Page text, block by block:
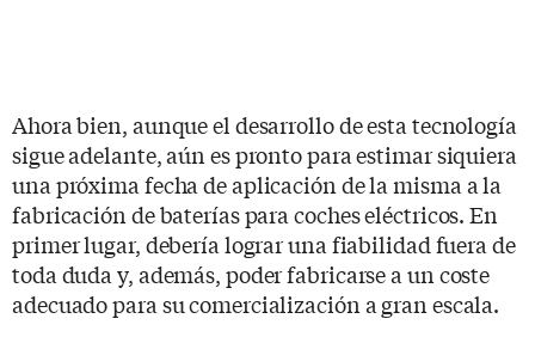
Ahora bien, aunque el desarrollo de esta tecnología
sigue adelante, aún es pronto para estimar siquiera
una próxima fecha de aplicación de la misma a la
fabricación de baterías para coches eléctricos. En
primer lugar, debería lograr una fiabilidad fuera de
toda duda y, además, poder fabricarse a un coste
adecuado para su comercialización a gran escala.